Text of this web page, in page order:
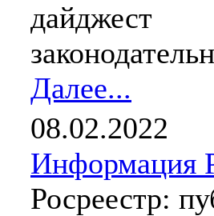
дайджест
Далее...
08.02.2022
Информация
Росреестр: